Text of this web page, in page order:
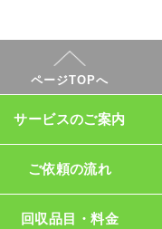
ページTOPへ
サービスのご案内
ご依頼の流れ
回収品目・料金